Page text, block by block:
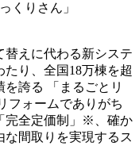
くりさん」
替えに代わる新システ
り、全国18万棟を超
誇る 「まるごとリ
フォームでありがち
完全定価制」※、確か
間取りを実現するス